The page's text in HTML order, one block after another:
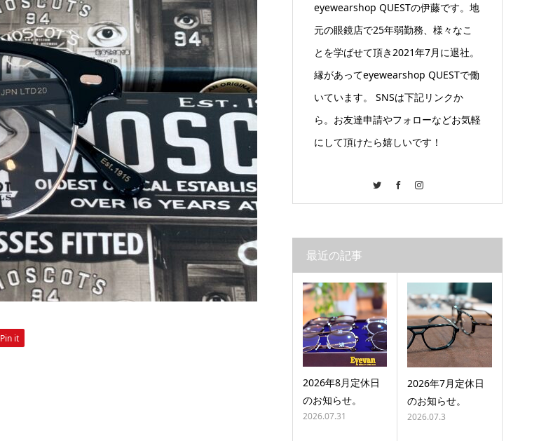
Pin it
eyewearshop QUESTの伊藤です。地
元の眼鏡店で25年弱勤務、様々なこ
とを学ばせて頂き2021年7月に退社。
縁があってeyewearshop QUESTで働
いています。 SNSは下記リンクか
ら。お友達申請やフォローなどお気軽
にして頂けたら嬉しいです！
Twitter Facebook
最近の記事
2026年8月定休日
のお知らせ。
2026.07.31
2026年7月定休日
のお知らせ。
2026.07.3